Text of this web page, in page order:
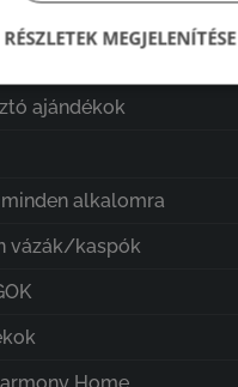
ajándékok
alkalomra
vázák/kaspók
Home
RÉSZLETEK MEGJELENÍTÉSE